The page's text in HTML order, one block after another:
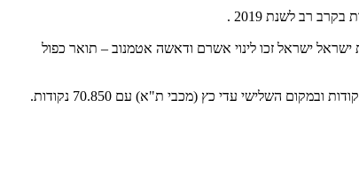
רב לשנת 2019 .
האימון הזה מאושר שכן בתואר אלופות ישראל ישראל זכו לינוי אשרם ודאשה אטמנוב – תואר כפול